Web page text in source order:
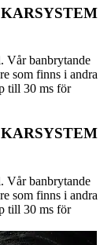
Vår banbrytande
som finns i andra
till 30 ms för
Vår banbrytande
som finns i andra
till 30 ms för